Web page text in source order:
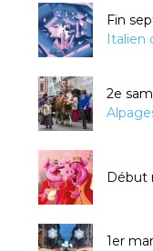
Fin
Italien
2e
Début
1er